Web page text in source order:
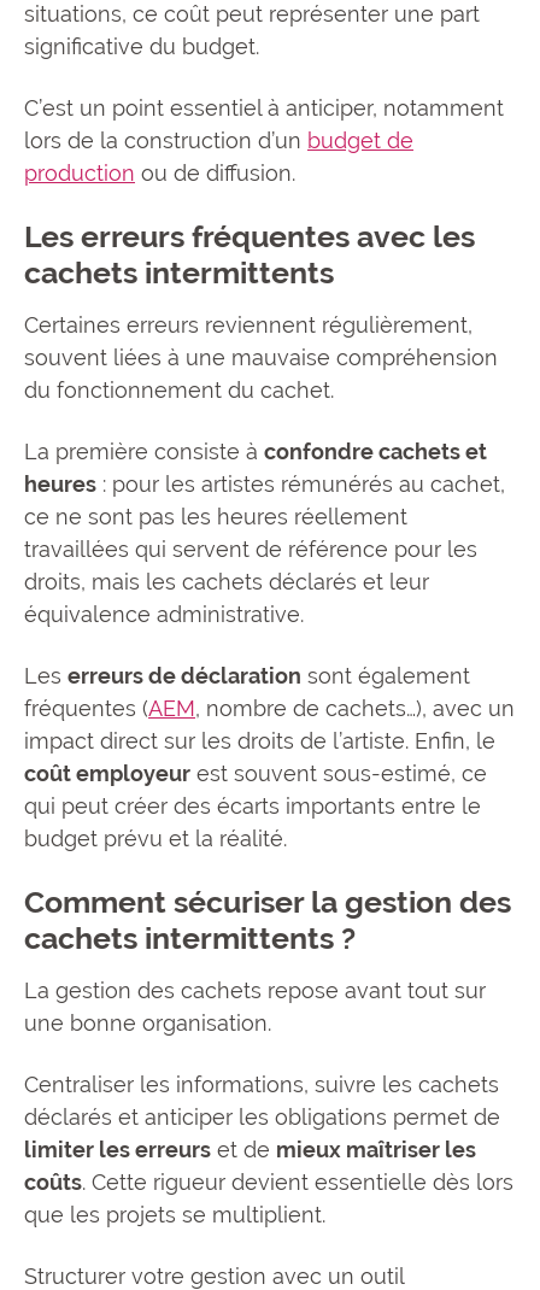
situations, ce coût peut représenter une part
significative du budget.
C’est un point essentiel à anticiper, notamment
lors de la construction d’un budget de
production ou de diffusion.
Les erreurs fréquentes avec les
cachets intermittents
Certaines erreurs reviennent régulièrement,
souvent liées à une mauvaise compréhension
du fonctionnement du cachet.
La première consiste à confondre cachets et
heures : pour les artistes rémunérés au cachet,
ce ne sont pas les heures réellement
travaillées qui servent de référence pour les
droits, mais les cachets déclarés et leur
équivalence administrative.
Les erreurs de déclaration sont également
fréquentes (AEM, nombre de cachets…), avec un
impact direct sur les droits de l’artiste. Enfin, le
coût employeur est souvent sous-estimé, ce
qui peut créer des écarts importants entre le
budget prévu et la réalité.
Comment sécuriser la gestion des
cachets intermittents ?
La gestion des cachets repose avant tout sur
une bonne organisation.
Centraliser les informations, suivre les cachets
déclarés et anticiper les obligations permet de
limiter les erreurs et de mieux maîtriser les
coûts. Cette rigueur devient essentielle dès lors
que les projets se multiplient.
Structurer votre gestion avec un outil